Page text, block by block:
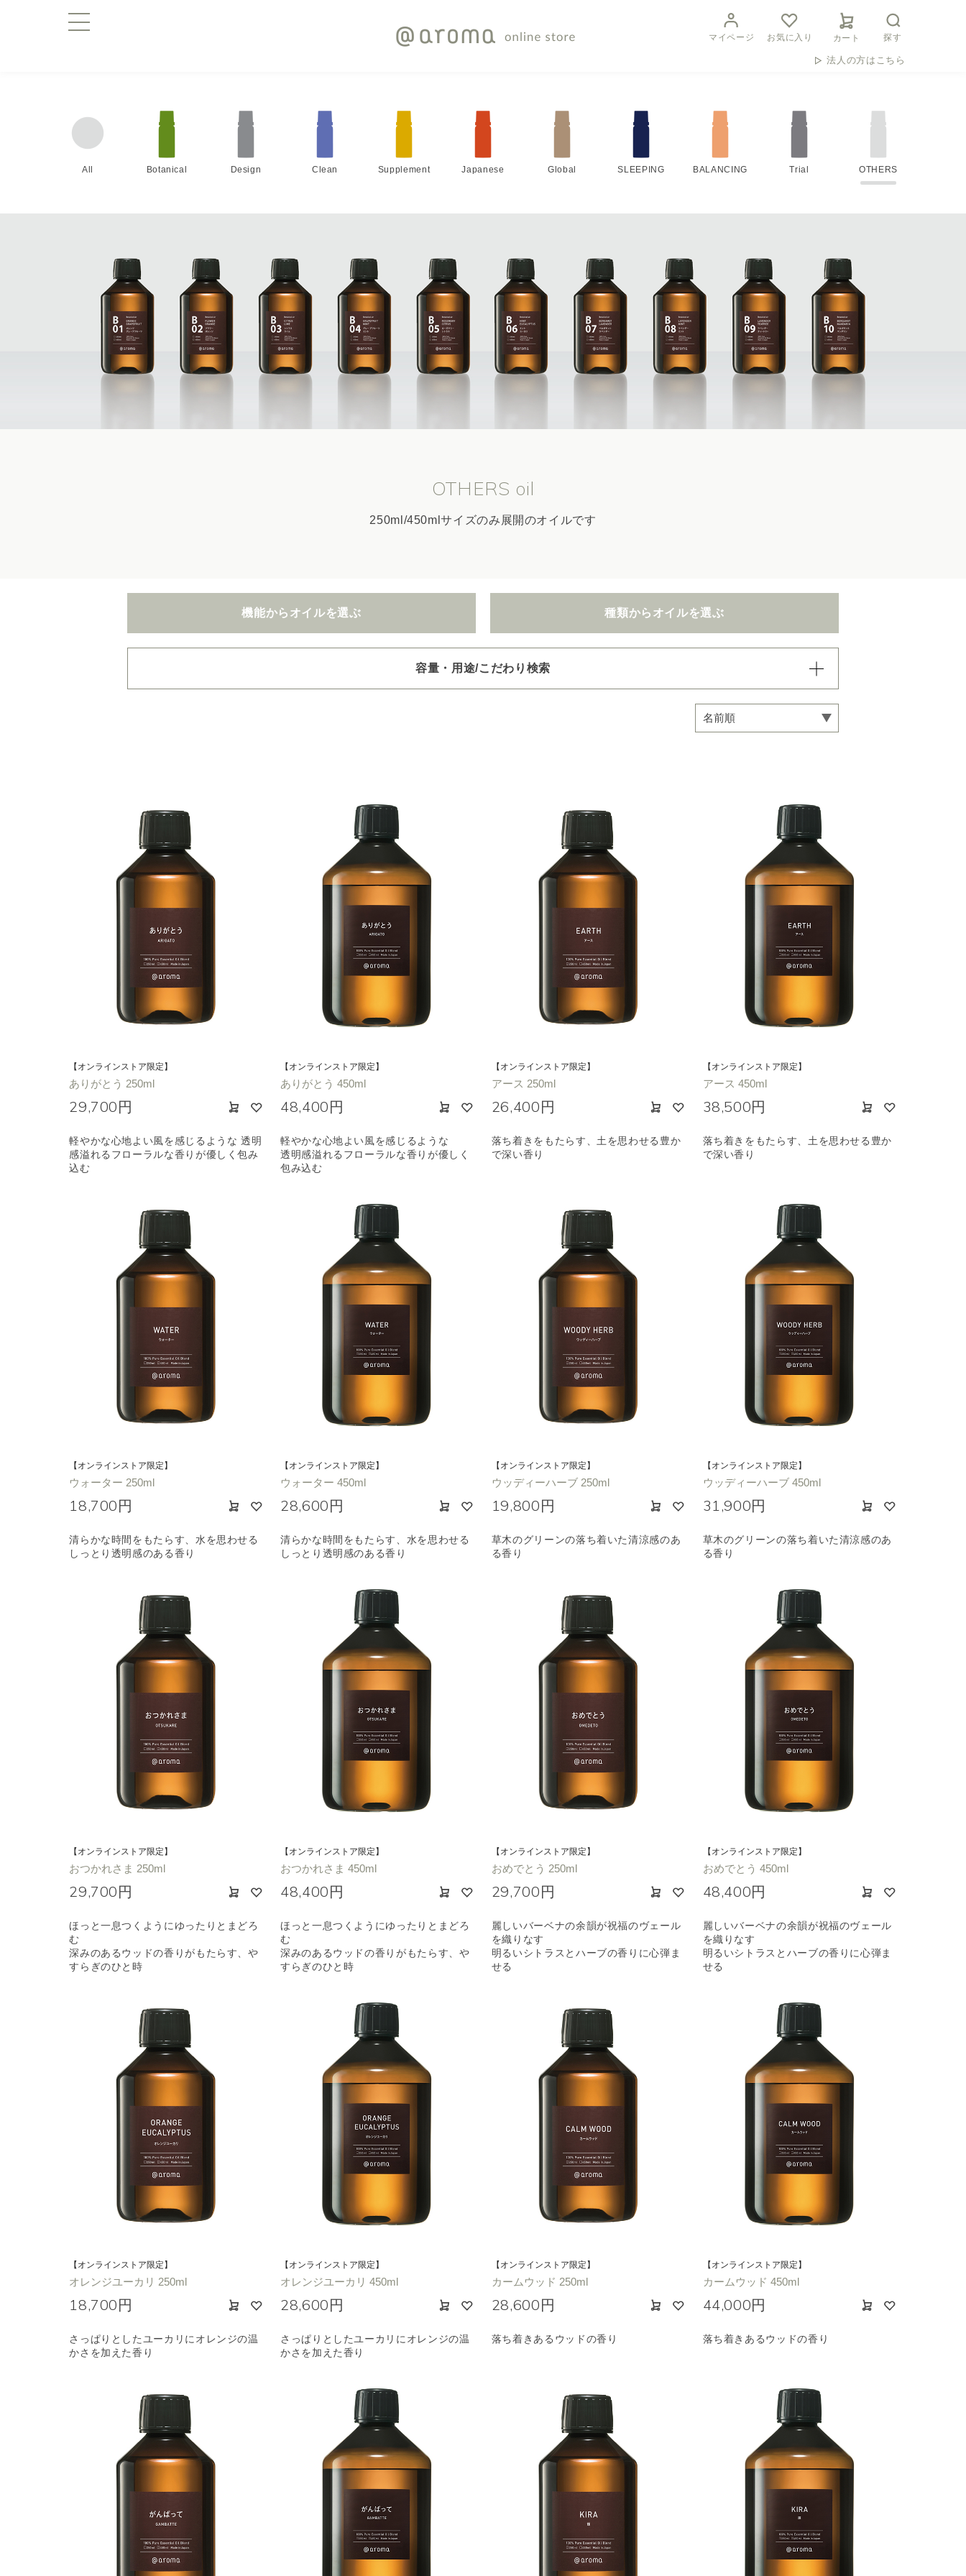
マイページ お気に入り カート 探す
法人の方はこちら
All Botanical Design Clean Supplement Japanese Global SLEEPING BALANCING Trial OTHERS
OTHERS oil
250ml/450mlサイズのみ展開のオイルです
機能からオイルを選ぶ 種類からオイルを選ぶ
容量・用途/こだわり検索
用途・機能・種類 の項目ごとに選択肢からひとつずつ選択できます。選択するたびに絞り込まれていき、項目内での
大容量オイル250/450ml
※一つお選びください
リフレッシュ 空気清浄･消臭 ビューティ
※一つお選びください
ハーバル ウッド
【オンラインストア限定】
ありがとう 250ml
29,700円
軽やかな心地よい風を感じるような 透明
感溢れるフローラルな香りが優しく包み
込む
【オンラインストア限定】
ありがとう 450ml
48,400円
軽やかな心地よい風を感じるような
透明感溢れるフローラルな香りが優しく
包み込む
【オンラインストア限定】
アース 250ml
26,400円
落ち着きをもたらす、土を思わせる豊か
で深い香り
【オンラインストア限定】
アース 450ml
38,500円
落ち着きをもたらす、土を思わせる豊か
で深い香り
【オンラインストア限定】
ウォーター 250ml
18,700円
清らかな時間をもたらす、水を思わせる
しっとり透明感のある香り
【オンラインストア限定】
ウォーター 450ml
28,600円
清らかな時間をもたらす、水を思わせる
しっとり透明感のある香り
【オンラインストア限定】
ウッディーハーブ 250ml
19,800円
草木のグリーンの落ち着いた清涼感のあ
る香り
【オンラインストア限定】
ウッディーハーブ 450ml
31,900円
草木のグリーンの落ち着いた清涼感のあ
る香り
【オンラインストア限定】
おつかれさま 250ml
29,700円
ほっと一息つくようにゆったりとまどろ
む
深みのあるウッドの香りがもたらす、や
すらぎのひと時
【オンラインストア限定】
おつかれさま 450ml
48,400円
ほっと一息つくようにゆったりとまどろ
む
深みのあるウッドの香りがもたらす、や
すらぎのひと時
【オンラインストア限定】
おめでとう 250ml
29,700円
麗しいバーベナの余韻が祝福のヴェール
を織りなす
明るいシトラスとハーブの香りに心弾ま
せる
【オンラインストア限定】
おめでとう 450ml
48,400円
麗しいバーベナの余韻が祝福のヴェール
を織りなす
明るいシトラスとハーブの香りに心弾ま
せる
【オンラインストア限定】
オレンジユーカリ 250ml
18,700円
さっぱりとしたユーカリにオレンジの温
かさを加えた香り
【オンラインストア限定】
オレンジユーカリ 450ml
28,600円
さっぱりとしたユーカリにオレンジの温
かさを加えた香り
【オンラインストア限定】
カームウッド 250ml
28,600円
落ち着きあるウッドの香り
【オンラインストア限定】
カームウッド 450ml
44,000円
落ち着きあるウッドの香り